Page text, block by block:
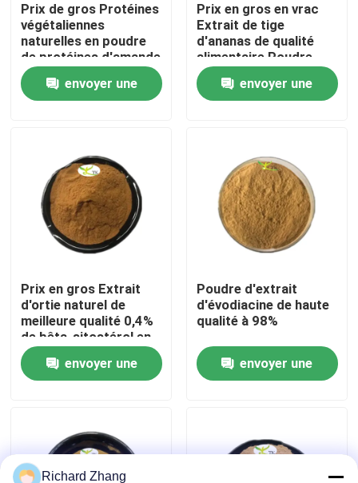
À la maison
Produits
Visite de l'usine
Contrôle de la qualité
Demandez un devis
Poudre d'extrait de plante
Matières premières cosmétiques
Prix ​​de gros Protéines
végétaliennes
naturelles en poudre
de protéines d'amande
40 % 50 % 60 %
envoyer une
Prix en gros en vrac
Extrait de tige
d'ananas de qualité
alimentaire Poudre
d'enzyme de
bromélaïne
1200/2400 GDU
envoyer une
Prix en gros Extrait
d'ortie naturel de
meilleure qualité 0,4%
de bêta-sitostérol en
poudre
envoyer une
Poudre d'extrait
d'évodiacine de haute
qualité à 98%
envoyer une
Richard Zhang